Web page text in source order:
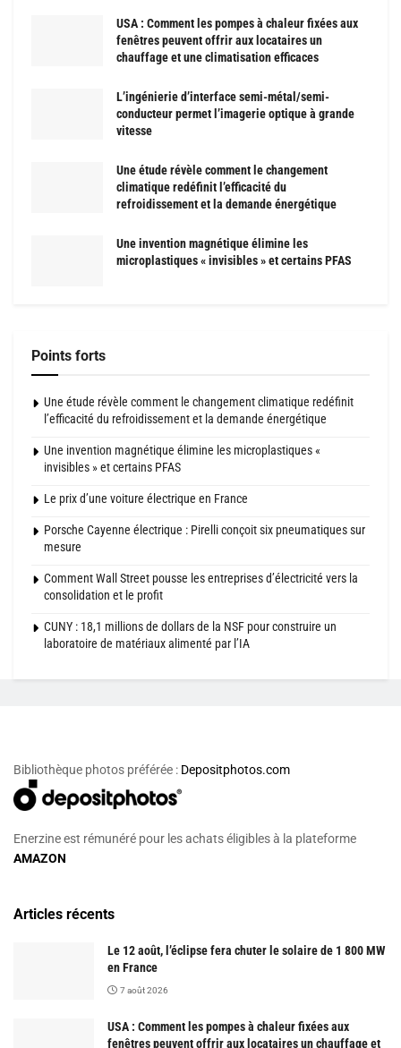
USA : Comment les pompes à chaleur fixées aux
fenêtres peuvent offrir aux locataires un
chauffage et une climatisation efficaces
L’ingénierie d’interface semi-métal/semi-
conducteur permet l’imagerie optique à grande
vitesse
Une étude révèle comment le changement
climatique redéfinit l’efficacité du
refroidissement et la demande énergétique
Une invention magnétique élimine les
microplastiques « invisibles » et certains PFAS
Points forts
Une étude révèle comment le changement climatique redéfinit
l’efficacité du refroidissement et la demande énergétique
Une invention magnétique élimine les microplastiques «
invisibles » et certains PFAS
Le prix d’une voiture électrique en France
Porsche Cayenne électrique : Pirelli conçoit six pneumatiques sur
mesure
Comment Wall Street pousse les entreprises d’électricité vers la
consolidation et le profit
CUNY : 18,1 millions de dollars de la NSF pour construire un
laboratoire de matériaux alimenté par l’IA
Bibliothèque photos préférée : Depositphotos.com
Enerzine est rémunéré pour les achats éligibles à la plateforme
AMAZON
Articles récents
Le 12 août, l’éclipse fera chuter le solaire de 1 800 MW
en France
7 août 2026
USA : Comment les pompes à chaleur fixées aux
fenêtres peuvent offrir aux locataires un chauffage et